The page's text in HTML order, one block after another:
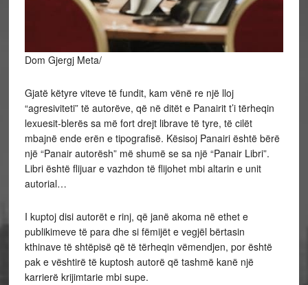
Dom Gjergj Meta/
Gjatë këtyre viteve të fundit, kam vënë re një lloj
“agresiviteti” të autorëve, që në ditët e Panairit t’i tërheqin
lexuesit-blerës sa më fort drejt librave të tyre, të cilët
mbajnë ende erën e tipografisë. Kësisoj Panairi është bërë
një “Panair autorësh” më shumë se sa një “Panair Libri”.
Libri është flijuar e vazhdon të flijohet mbi altarin e unit
autorial…
I kuptoj disi autorët e rinj, që janë akoma në ethet e
publikimeve të para dhe si fëmijët e vegjël bërtasin
kthinave të shtëpisë që të tërheqin vëmendjen, por është
pak e vështirë të kuptosh autorë që tashmë kanë një
karrierë krijimtarie mbi supe.